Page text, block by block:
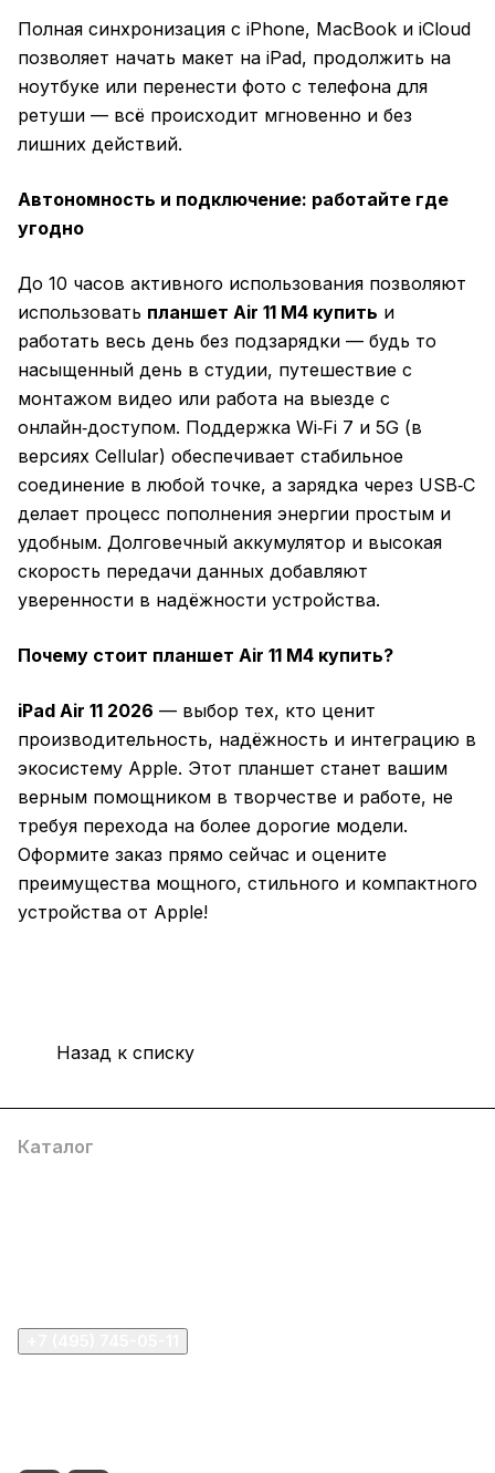
Полная синхронизация с iPhone, MacBook и iCloud
позволяет начать макет на iPad, продолжить на
ноутбуке или перенести фото с телефона для
ретуши — всё происходит мгновенно и без
лишних действий.
Автономность и подключение: работайте где
угодно
До 10 часов активного использования позволяют
использовать планшет Air 11 M4 купить и
работать весь день без подзарядки — будь то
насыщенный день в студии, путешествие с
монтажом видео или работа на выезде с
онлайн‑доступом. Поддержка Wi‑Fi 7 и 5G (в
версиях Cellular) обеспечивает стабильное
соединение в любой точке, а зарядка через USB‑C
делает процесс пополнения энергии простым и
удобным. Долговечный аккумулятор и высокая
скорость передачи данных добавляют
уверенности в надёжности устройства.
Почему стоит планшет Air 11 M4 купить?
iPad Air 11 2026 — выбор тех, кто ценит
производительность, надёжность и интеграцию в
экосистему Apple. Этот планшет станет вашим
верным помощником в творчестве и работе, не
требуя перехода на более дорогие модели.
Оформите заказ прямо сейчас и оцените
преимущества мощного, стильного и компактного
устройства от Apple!
Назад к списку
Каталог